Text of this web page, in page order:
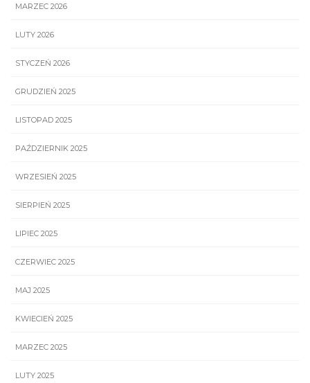
MARZEC 2026
LUTY 2026
STYCZEŃ 2026
GRUDZIEŃ 2025
LISTOPAD 2025
PAŹDZIERNIK 2025
WRZESIEŃ 2025
SIERPIEŃ 2025
LIPIEC 2025
CZERWIEC 2025
MAJ 2025
KWIECIEŃ 2025
MARZEC 2025
LUTY 2025